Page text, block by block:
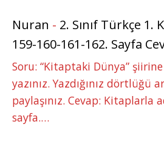
Nuran - 2. Sınıf Türkçe 1.
159-160-161-162. Sayfa
Soru: “Kitaptaki Dünya”
yazınız. Yazdığınız dörtlüğü
paylaşınız. Cevap: Kitaplarla
sayfa.…